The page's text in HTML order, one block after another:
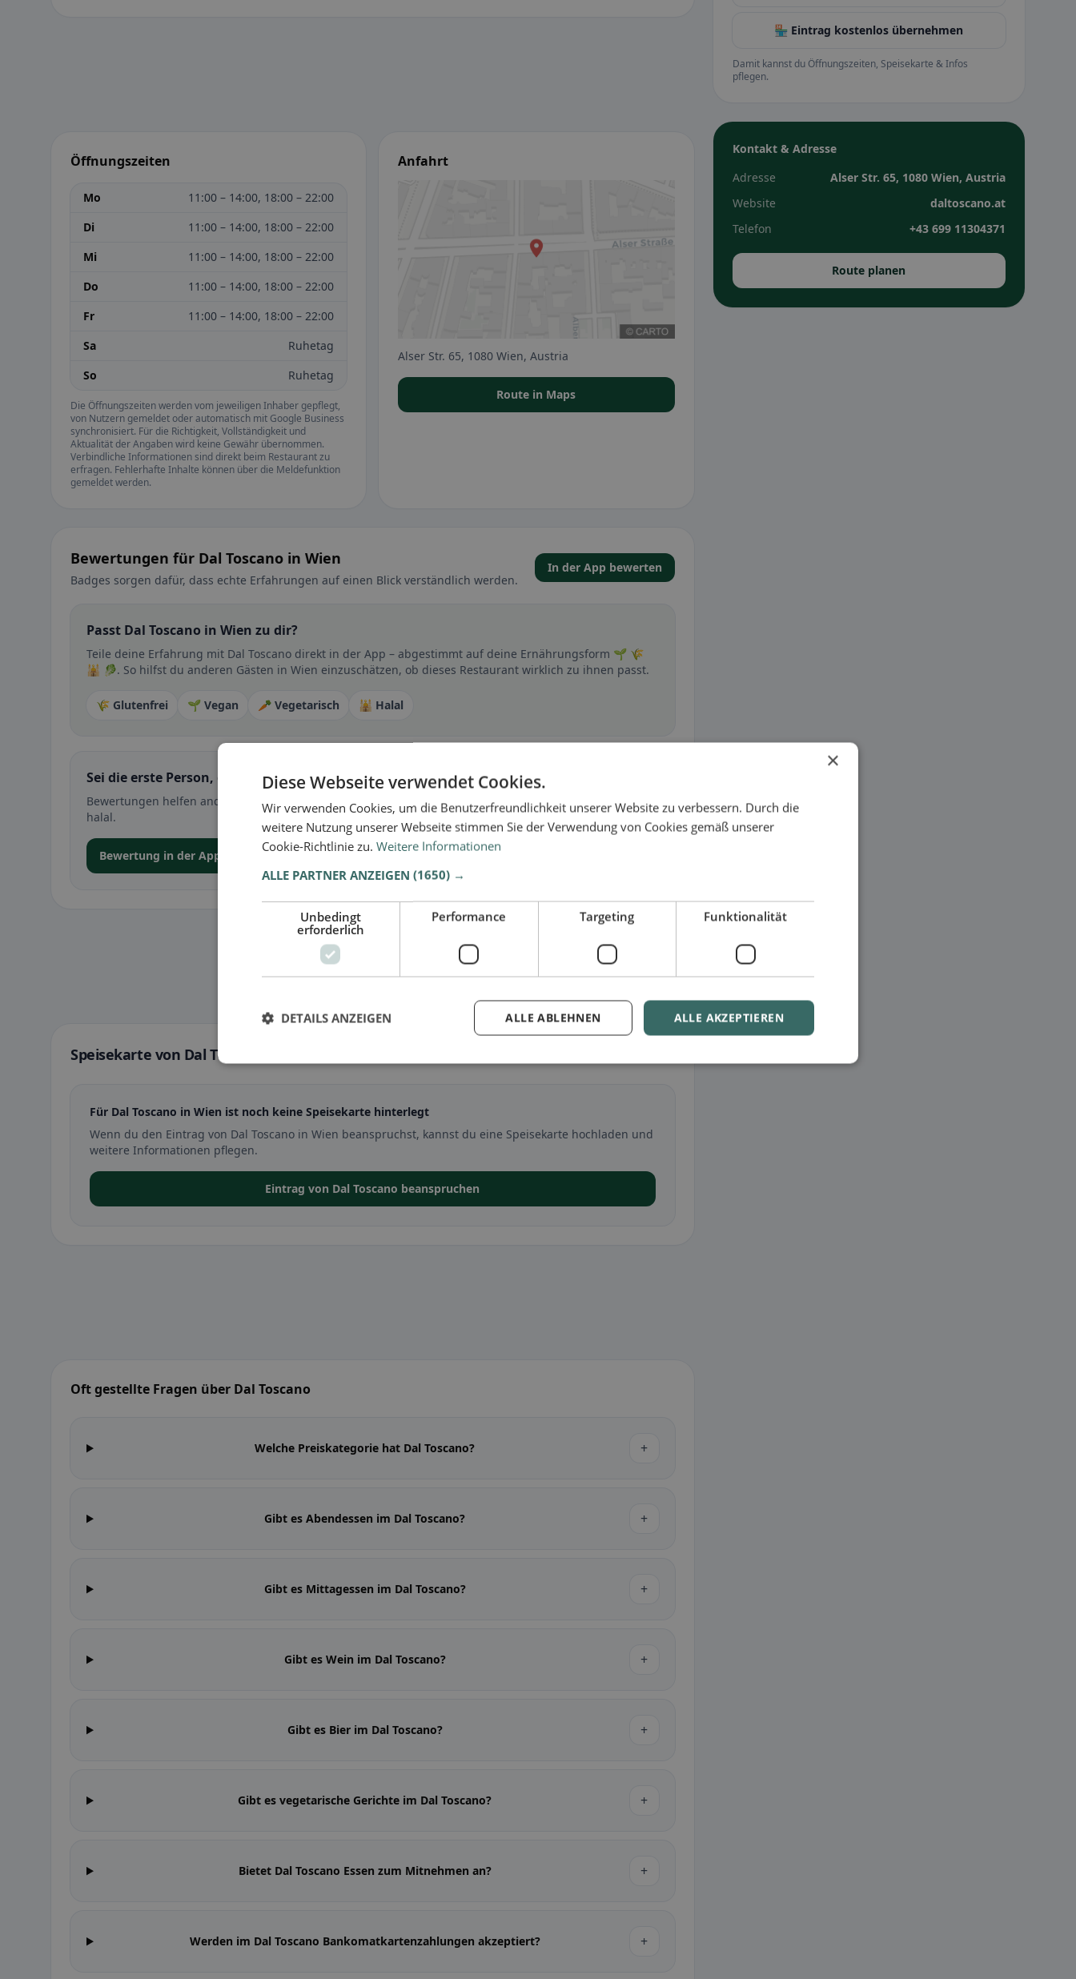
Öffnungszeiten
Mo
11:00 – 14:00, 18:00 – 22:00
Di
11:00 – 14:00, 18:00 – 22:00
Mi
11:00 – 14:00, 18:00 – 22:00
Do
11:00 – 14:00, 18:00 – 22:00
Fr
11:00 – 14:00, 18:00 – 22:00
Sa
Ruhetag
So
Ruhetag
Die Öffnungszeiten werden vom jeweiligen Inhaber gepflegt,
von Nutzern gemeldet oder automatisch mit Google Business
synchronisiert. Für die Richtigkeit, Vollständigkeit und
Aktualität der Angaben wird keine Gewähr übernommen.
Verbindliche Informationen sind direkt beim Restaurant zu
erfragen. Fehlerhafte Inhalte können über die Meldefunktion
gemeldet werden.
Anfahrt
Alser Str. 65, 1080 Wien, Austria
Route in Maps
Bewertungen für Dal Toscano in Wien
Badges sorgen dafür, dass echte Erfahrungen auf einen Blick verständlich werden.
In der App bewerten
Passt Dal Toscano in Wien zu dir?
Teile deine Erfahrung mit Dal Toscano direkt in der App – abgestimmt auf deine Ernährungsform 🌱 🌾
🕌 🥬. So hilfst du anderen Gästen in Wien einzuschätzen, ob dieses Restaurant wirklich zu ihnen passt.
🌾 Glutenfrei 🌱 Vegan 🥕 Vegetarisch 🕌 Halal
Sei die erste Person, die ihre Erfahrung teilt
Bewertungen helfen anderen bei der Entscheidung – besonders bei glutenfrei, vegan, vegetarisch oder
halal.
Bewertung in der App abgeben
Speisekarte von Dal Toscano in Wien
Für Dal Toscano in Wien ist noch keine Speisekarte hinterlegt
Wenn du den Eintrag von Dal Toscano in Wien beanspruchst, kannst du eine Speisekarte hochladen und
weitere Informationen pflegen.
Eintrag von Dal Toscano beanspruchen
Oft gestellte Fragen über Dal Toscano
Welche Preiskategorie hat Dal Toscano? +
Gibt es Abendessen im Dal Toscano? +
Gibt es Mittagessen im Dal Toscano? +
Gibt es Wein im Dal Toscano? +
Gibt es Bier im Dal Toscano? +
Gibt es vegetarische Gerichte im Dal Toscano? +
Bietet Dal Toscano Essen zum Mitnehmen an? +
Werden im Dal Toscano Bankomatkartenzahlungen akzeptiert? +
🏪 Eintrag kostenlos übernehmen
Damit kannst du Öffnungszeiten, Speisekarte & Infos
pflegen.
Kontakt & Adresse
Adresse
Alser Str. 65, 1080 Wien, Austria
Website
daltoscano.at
Telefon
+43 699 11304371
Route planen
×
Diese Webseite verwendet Cookies.
Wir verwenden Cookies, um die Benutzerfreundlichkeit unserer Website zu verbessern. Durch die
weitere Nutzung unserer Webseite stimmen Sie der Verwendung von Cookies gemäß unserer
Cookie-Richtlinie zu. Weitere Informationen
ALLE PARTNER ANZEIGEN (1650) →
Unbedingt
erforderlich
Performance Targeting Funktionalität
ALLE AKZEPTIEREN
ALLE ABLEHNEN
DETAILS ANZEIGEN